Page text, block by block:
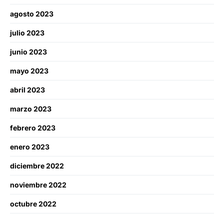
agosto 2023
julio 2023
junio 2023
mayo 2023
abril 2023
marzo 2023
febrero 2023
enero 2023
diciembre 2022
noviembre 2022
octubre 2022